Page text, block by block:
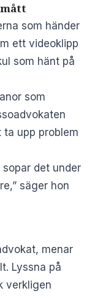
som händer
ett videoklipp
som hänt på
som
upp problem
sopar det under
säger hon
menar
Lyssna på
verkligen